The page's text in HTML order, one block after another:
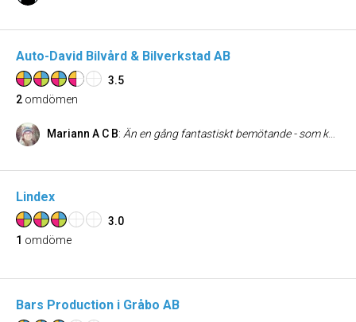
Auto-David Bilvård & Bilverkstad AB
3.5
2 omdömen
Mariann A C B: Än en gång fantastiskt bemötande - som kvinna och bilägare känner jag mig ibland dumförklarad - och grymt utfört arbete. Kontinuerlig återkoppling och dialog om vad som måste eller inte måste åtgärdas. Rekommenderas starkt!!
Lindex
3.0
1 omdöme
Bars Production i Gråbo AB